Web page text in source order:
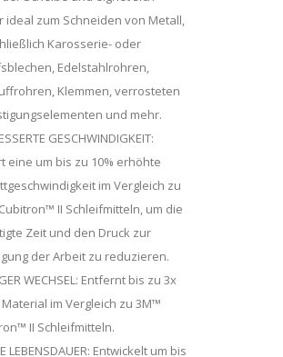
ideal zum Schneiden von Metall,
Karosserie- oder
Edelstahlrohren,
Klemmen, verrosteten
und mehr.
GESCHWINDIGKEIT:
eine um bis zu 10% erhöhte
im Vergleich zu
II Schleifmitteln, um die
Zeit und den Druck zur
der Arbeit zu reduzieren.
WECHSEL: Entfernt bis zu 3x
im Vergleich zu 3M™
II Schleifmitteln.
LEBENSDAUER: Entwickelt um bis